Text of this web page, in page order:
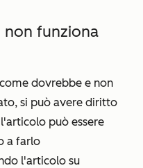
non funziona
dovrebbe e non
si può avere diritto
può essere
a farlo
l'articolo su